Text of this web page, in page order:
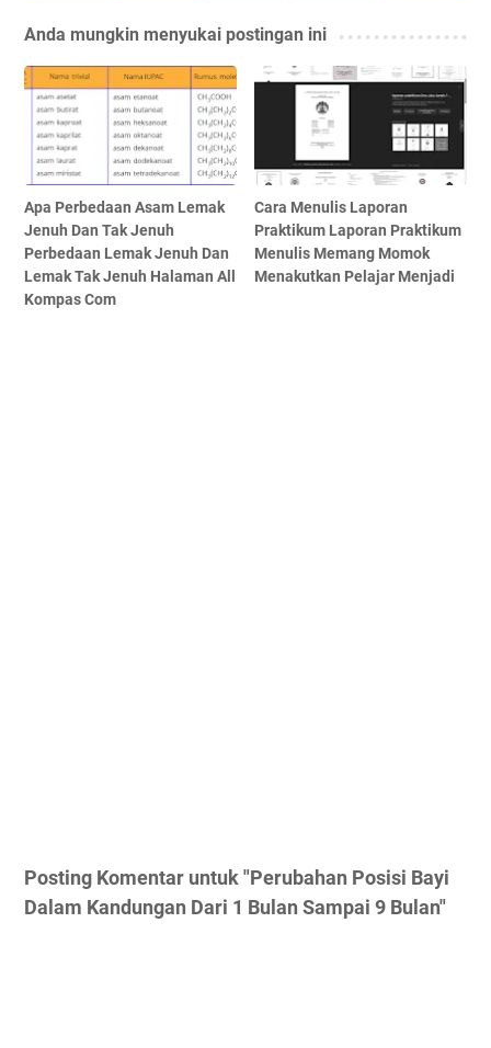
Anda mungkin menyukai postingan ini
Apa Perbedaan Asam Lemak
Jenuh Dan Tak Jenuh
Perbedaan Lemak Jenuh Dan
Lemak Tak Jenuh Halaman All
Kompas Com
Cara Menulis Laporan
Praktikum Laporan Praktikum
Menulis Memang Momok
Menakutkan Pelajar Menjadi
Posting Komentar untuk "Perubahan Posisi Bayi
Dalam Kandungan Dari 1 Bulan Sampai 9 Bulan"